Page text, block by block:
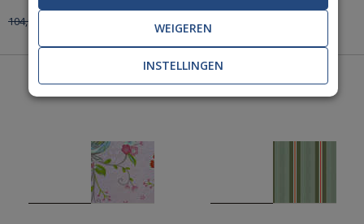
104,95 92,95
WEIGEREN
INSTELLINGEN